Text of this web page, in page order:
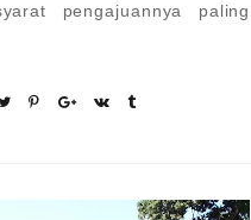
pengajuannya paling